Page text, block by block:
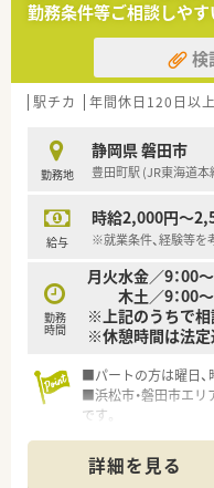
勤務条件等ご相談しやす
検
駅チカ 年間休日120日以上
勤務地
静岡県 磐田市
豊田町駅 (JR東海道本
給与
時給2,000円～
※就業条件、経験等を
勤務
時間
月火水金／9：00
木土／9：00～
※上記のうちで相
※休憩時間は法定
■パートの方は曜日、
■浜松市・磐田市エ
です。
詳細を見る